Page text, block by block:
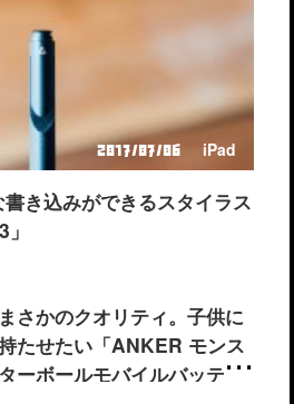
き込みができるスタイラス
2017/07/06 iPad
まさかのクオリティ。子供に
たせたい「ANKER モンス
ターボールモバイルバッテリ